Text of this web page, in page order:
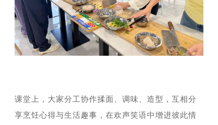
课堂上，大家分工协作揉面、调味、造型，互相分
享烹饪心得与生活趣事，在欢声笑语中增进彼此情